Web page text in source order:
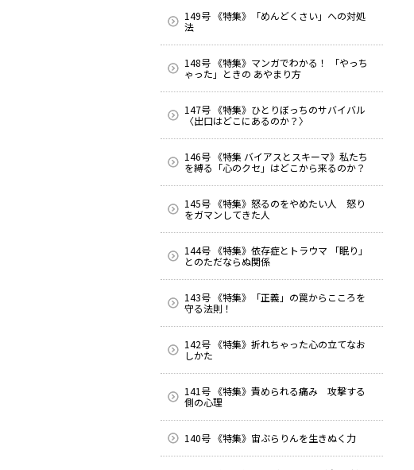
149号 《特集》「めんどくさい」への対処
法
148号 《特集》マンガでわかる！ 「やっち
ゃった」ときの あやまり方
147号 《特集》ひとりぼっちのサバイバル
〈出口はどこにあるのか？〉
146号 《特集 バイアスとスキーマ》私たち
を縛る「心のクセ」はどこから来るのか？
145号 《特集》怒るのをやめたい人 怒り
をガマンしてきた人
144号 《特集》依存症とトラウマ 「眠り」
とのただならぬ関係
143号 《特集》「正義」の罠からこころを
守る法則！
142号 《特集》折れちゃった心の立てなお
しかた
141号 《特集》責められる痛み 攻撃する
側の心理
140号 《特集》宙ぶらりんを生きぬく力